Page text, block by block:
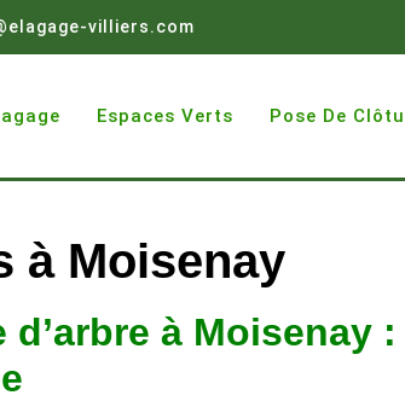
villiers.com
Espaces Verts Pose De
à Moisenay
à Moisenay :